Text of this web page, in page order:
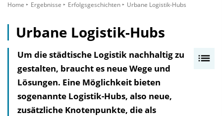
Home Ergebnisse Erfolgs­geschichten Urbane Logistik-Hubs
Urbane Logistik-Hubs
Um die städtische Logistik nachhaltig zu
gestalten, braucht es neue Wege und
Lösungen. Eine Möglichkeit bieten
sogenannte Logistik-Hubs, also neue,
zusätzliche Knotenpunkte, die als